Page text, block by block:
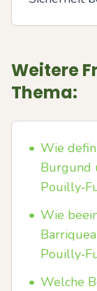
Weitere
Thema:
• Wie
Burgund
• Wie
• Welche